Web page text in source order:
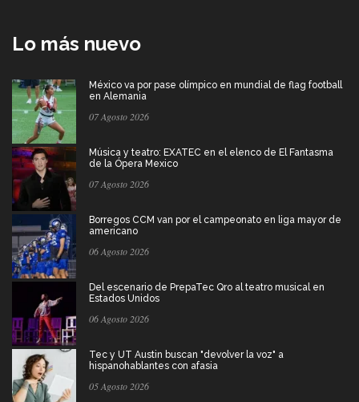
Lo más nuevo
México va por pase olímpico en mundial de flag football
en Alemania
07 Agosto 2026
Música y teatro: EXATEC en el elenco de El Fantasma
de la Ópera Mexico
07 Agosto 2026
Borregos CCM van por el campeonato en liga mayor de
americano
06 Agosto 2026
Del escenario de PrepaTec Qro al teatro musical en
Estados Unidos
06 Agosto 2026
Tec y UT Austin buscan "devolver la voz" a
hispanohablantes con afasia
05 Agosto 2026